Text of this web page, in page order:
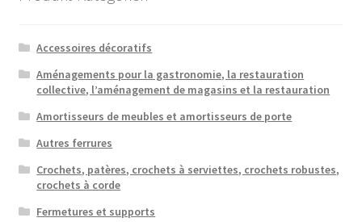
Accessoires décoratifs
Aménagements pour la gastronomie, la restauration
collective, l’aménagement de magasins et la restauration
Amortisseurs de meubles et amortisseurs de porte
Autres ferrures
Crochets, patères, crochets à serviettes, crochets robustes,
crochets à corde
Fermetures et supports